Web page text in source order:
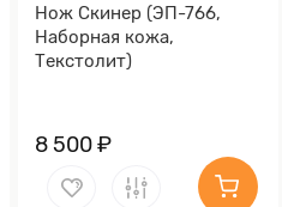
Нож Скинер (ЭП-766,
Наборная кожа,
Текстолит)
8 500 ₽